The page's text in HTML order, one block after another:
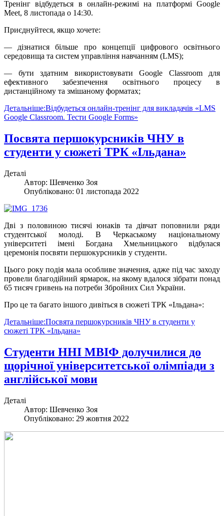
Тренінг відбудеться в онлайн-режимі на платформі Google
Meet, 8 листопада о 14:30.
Приєднуйтеся, якщо хочете:
— дізнатися більше про концепції цифрового освітнього
середовища та систем управління навчанням (LMS);
— бути здатним використовувати Google Classroom для
ефективного забезпечення освітнього процесу в
дистанційному та змішаному форматах;
Детальніше:Відбудеться онлайн-тренінг для викладачів «LMS
Google Classroom. Тести Google Forms»
Посвята першокурсників ЧНУ в
студенти у сюжеті ТРК «Ільдана»
Деталі
Автор: Шевченко Зоя
Опубліковано: 01 листопада 2022
Дві з половиною тисячі юнаків та дівчат поповнили ряди
студентської молоді. В Черкаському національному
університеті імені Богдана Хмельницького відбулася
церемонія посвяти першокурсників у студенти.
Цього року подія мала особливе значення, адже під час заходу
провели благодійний ярмарок, на якому вдалося зібрати понад
65 тисяч гривень на потреби Збройних Сил України.
Про це та багато іншого дивіться в сюжеті ТРК «Ільдана»:
Детальніше:Посвята першокурсників ЧНУ в студенти у
сюжеті ТРК «Ільдана»
Студенти ННІ МВІФ долучилися до
щорічної університетської олімпіади з
англійської мови
Деталі
Автор: Шевченко Зоя
Опубліковано: 29 жовтня 2022